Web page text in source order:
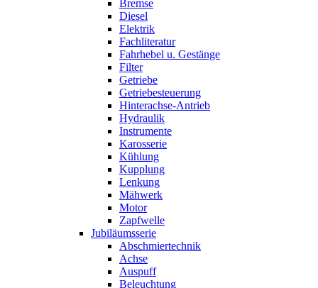
Bremse
Diesel
Elektrik
Fachliteratur
Fahrhebel u. Gestänge
Filter
Getriebe
Getriebesteuerung
Hinterachse-Antrieb
Hydraulik
Instrumente
Karosserie
Kühlung
Kupplung
Lenkung
Mähwerk
Motor
Zapfwelle
Jubiläumsserie
Abschmiertechnik
Achse
Auspuff
Beleuchtung